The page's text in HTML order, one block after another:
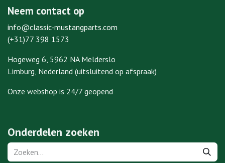
Neem contact op
info@classic-mustangparts.com
(+31)77 398 1573
Hogeweg 6, 5962 NA Melderslo
Limburg, Nederland (uitsluitend op afspraak)
Onze webshop is 24/7 geopend
Onderdelen zoeken